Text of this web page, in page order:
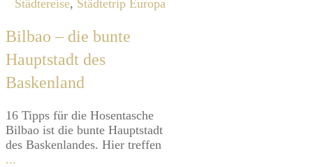
Städtereise, Städtetrip Europa
Bilbao – die bunte
Hauptstadt des
Baskenland
16 Tipps für die Hosentasche
Bilbao ist die bunte Hauptstadt
des Baskenlandes. Hier treffen
...